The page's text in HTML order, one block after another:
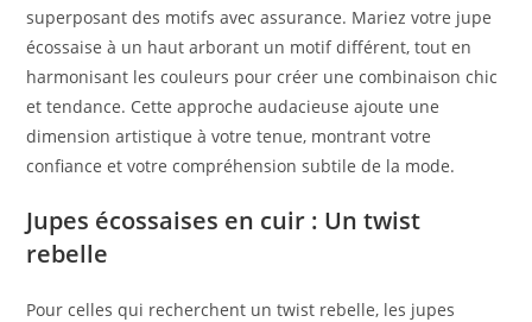
superposant des motifs avec assurance. Mariez votre jupe
écossaise à un haut arborant un motif différent, tout en
harmonisant les couleurs pour créer une combinaison chic
et tendance. Cette approche audacieuse ajoute une
dimension artistique à votre tenue, montrant votre
confiance et votre compréhension subtile de la mode.
Jupes écossaises en cuir : Un twist
rebelle
Pour celles qui recherchent un twist rebelle, les jupes